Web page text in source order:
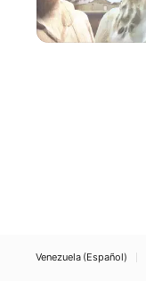
Venezuela (Español)